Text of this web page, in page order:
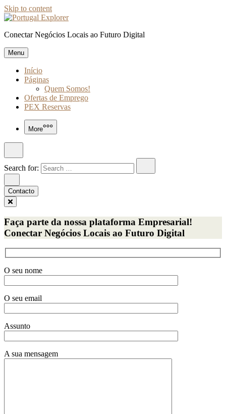
Skip to content
Conectar Negócios Locais ao Futuro Digital
Menu
Início
Páginas
Quem Somos!
Ofertas de Emprego
PEX Reservas
More
Search for:
Contacto
Faça parte da nossa plataforma Empresarial!
Conectar Negócios Locais ao Futuro Digital
O seu nome
O seu email
Assunto
A sua mensagem